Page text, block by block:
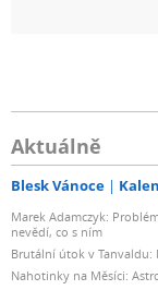
Aktuálně
Blesk Vánoce
Marek Adamczyk:
nevědí, co s ním
Brutální útok v
Nahotinky na Měsíci: